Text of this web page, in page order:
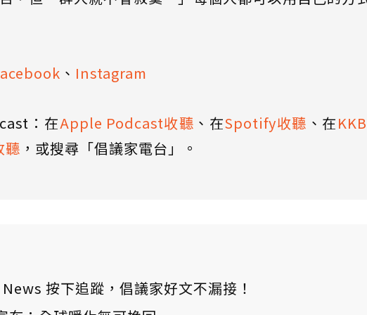
、 Instagram
：在Apple Podcast收聽 、在Spotify收聽 、在
聽 ，或搜尋「倡議家電台」。
按下追蹤，倡議家好文不漏接！